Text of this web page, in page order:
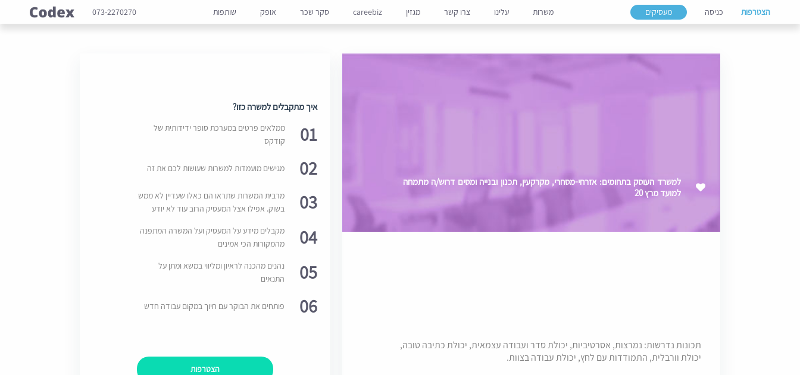
הצטרפות כניסה מעסיקים משרות עלינו צרו קשר מגזין careebiz סקר שכר אופק שותפות 073-2270270
למשרד העוסק בתחומים: אזרחי-מסחרי, מקרקעין, תכנון ובנייה ומסים דרוש/ה מתמחה
למועד מרץ 20
תכונות נדרשות: נמרצות, אסרטיביות, יכולת סדר ועבודה עצמאית, יכולת כתיבה טובה,
יכולת וורבלית, התמודדות עם לחץ, יכולת עבודה בצוות.
איך מתקבלים למשרה כזו?
01
ממלאים פרטים במערכת סופר ידידותית של
קודקס
02 מגישים מועמדות למשרות שעושות לכם את זה
03
מרבית המשרות שתראו הם כאלו שעדיין לא ממש
בשוק. אפילו אצל המעסיק הרוב עוד לא יודע
04
מקבלים מידע על המעסיק ועל המשרה המתפנה
מהמקורות הכי אמינים
05
נהנים מהכנה לראיון ומליווי במשא ומתן על
התנאים
06 פותחים את הבוקר עם חיוך במקום עבודה חדש
הצטרפות